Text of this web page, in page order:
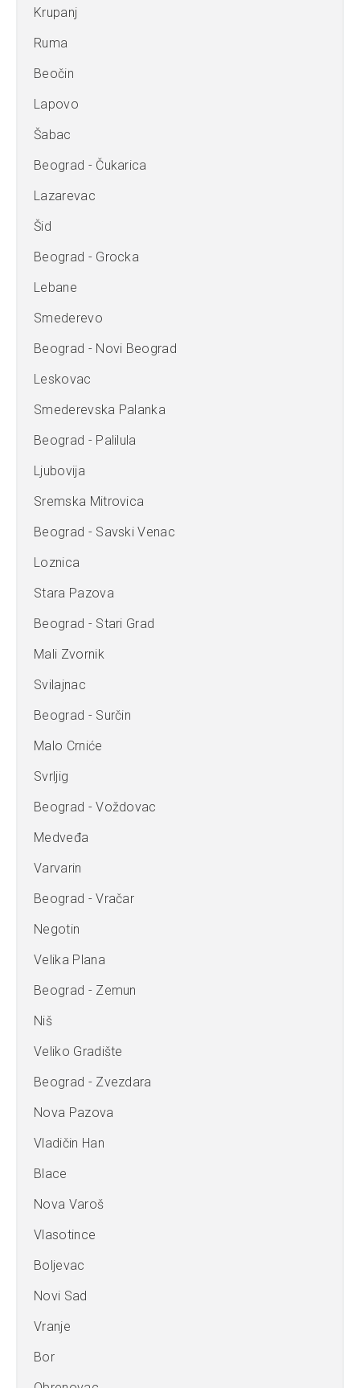
Krupanj
Ruma
Beočin
Lapovo
Šabac
Beograd - Čukarica
Lazarevac
Šid
Beograd - Grocka
Lebane
Smederevo
Beograd - Novi Beograd
Leskovac
Smederevska Palanka
Beograd - Palilula
Ljubovija
Sremska Mitrovica
Beograd - Savski Venac
Loznica
Stara Pazova
Beograd - Stari Grad
Mali Zvornik
Svilajnac
Beograd - Surčin
Malo Crniće
Svrljig
Beograd - Voždovac
Medveđa
Varvarin
Beograd - Vračar
Negotin
Velika Plana
Beograd - Zemun
Niš
Veliko Gradište
Beograd - Zvezdara
Nova Pazova
Vladičin Han
Blace
Nova Varoš
Vlasotince
Boljevac
Novi Sad
Vranje
Bor